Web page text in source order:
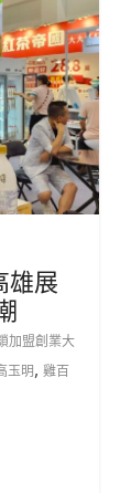
雄展
加盟創業大
玉明,雞百